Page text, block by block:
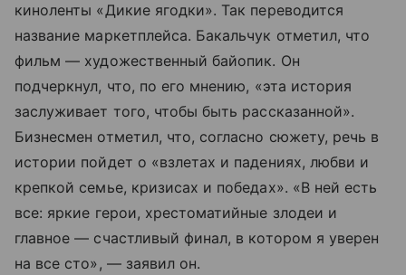
киноленты «Дикие ягодки». Так переводится
название маркетплейса. Бакальчук отметил, что
фильм — художественный байопик. Он
подчеркнул, что, по его мнению, «эта история
заслуживает того, чтобы быть рассказанной».
Бизнесмен отметил, что, согласно сюжету, речь в
истории пойдет о «взлетах и падениях, любви и
крепкой семье, кризисах и победах». «В ней есть
все: яркие герои, хрестоматийные злодеи и
главное — счастливый финал, в котором я уверен
на все сто», — заявил он.